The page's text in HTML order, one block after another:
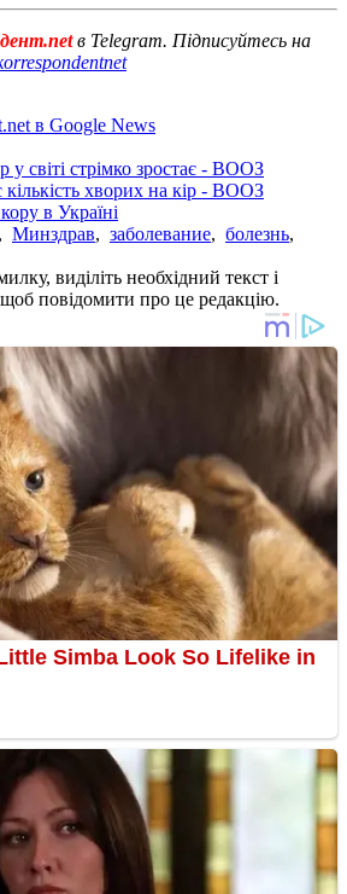
в Telegram. Підписуйтесь на
в Google News
у світі стрімко зростає - ВООЗ
кількість хворих на кір - ВООЗ
в Україні
, Минздрав, заболевание, болезнь,
виділіть необхідний текст і
повідомити про це редакцію.